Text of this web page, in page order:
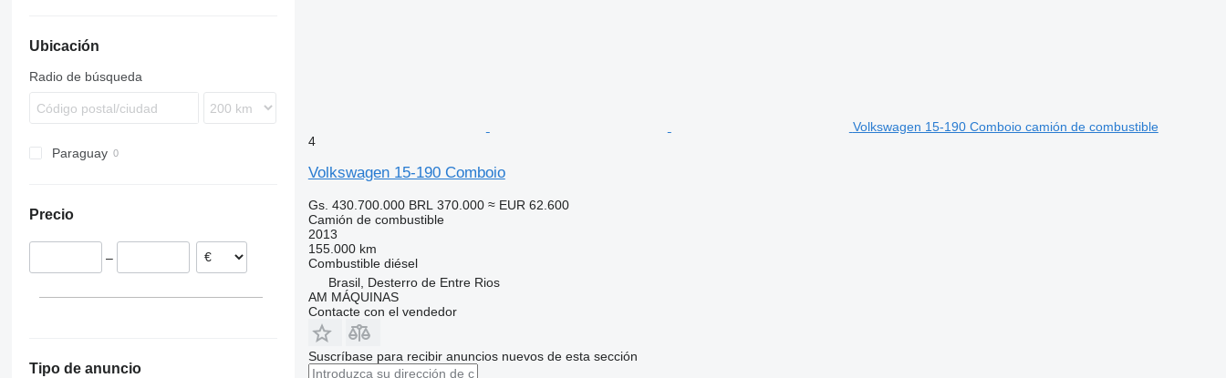
SK
Premium
FM
VM
Ubicación
Radio de búsqueda
Paraguay
Precio
–
Tipo de anuncio
Volkswagen 15-190 Comboio camión de combustible
4
Volkswagen 15-190 Comboio
Gs. 430.700.000 BRL 370.000 ≈ EUR 62.600
Camión de combustible
2013
155.000 km
Combustible diésel
Brasil, Desterro de Entre Rios
AM MÁQUINAS
Contacte con el vendedor
Suscríbase para recibir anuncios nuevos de esta sección